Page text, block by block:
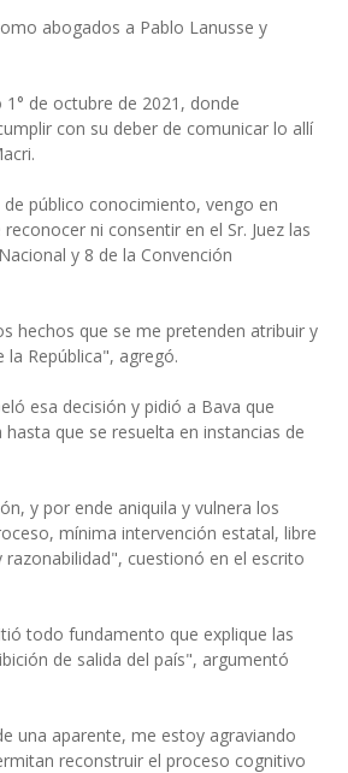
abogados a Pablo Lanusse y
de octubre de 2021, donde
con su deber de comunicar lo allí
público conocimiento, vengo en
ni consentir en el Sr. Juez las
y 8 de la Convención
hechos que se me pretenden atribuir y
República", agregó.
esa decisión y pidió a Bava que
que se resuelta en instancias de
y por ende aniquila y vulnera los
mínima intervención estatal, libre
cuestionó en el escrito
todo fundamento que explique las
de salida del país", argumentó
una aparente, me estoy agraviando
reconstruir el proceso cognitivo